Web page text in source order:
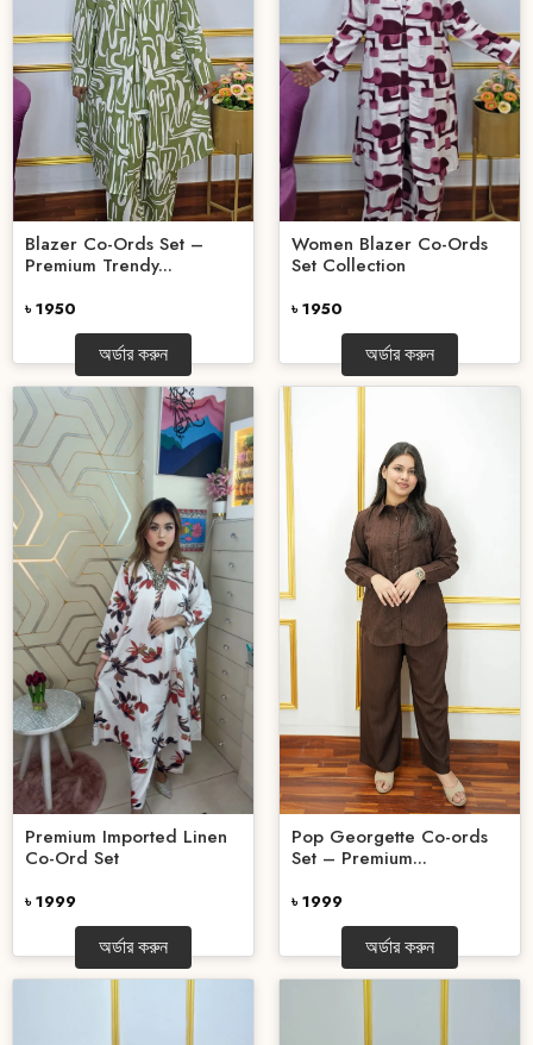
Blazer Co-Ords Set –
Premium Trendy...
৳ 1950
অর্ডার করুন
Women Blazer Co-Ords
Set Collection
৳ 1950
অর্ডার করুন
Premium Imported Linen
Co-Ord Set
৳ 1999
অর্ডার করুন
Pop Georgette Co-ords
Set – Premium...
৳ 1999
অর্ডার করুন